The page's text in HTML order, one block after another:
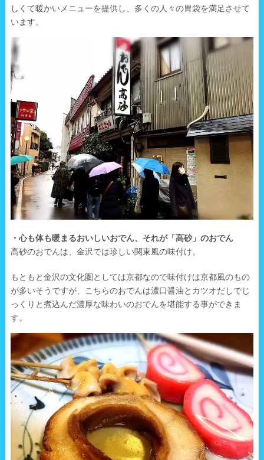
しくて暖かいメニューを提供し、多くの人々の胃袋を満足させて
います。
・心も体も暖まるおいしいおでん、それが「高砂」のおでん
高砂のおでんは、金沢では珍しい関東風の味付け。
もともと金沢の文化圏としては京都なので味付けは京都風のもの
が多いそうですが、こちらのおでんは濃口醤油とカツオだしでじ
っくりと煮込んだ濃厚な味わいのおでんを堪能する事ができま
す。